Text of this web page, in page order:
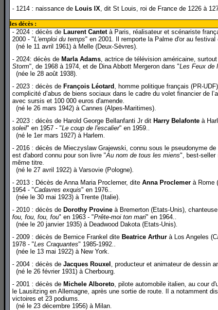
- 1214 : naissance de Louis IX, dit St Louis, roi de France de 1226 à
les décès :
- 2024 : décès de Laurent Cantetà Paris, réalisateur et scénariste
2000 - "L'emploi du temps" en 2001. Il remporte la Palme d'or au
(né le 11 avril 1961) à Melle (Deux-Sèvres).
- 2024: décès de Marla Adams, actrice de télévision américaine,
Storm", de 1968 à 1974, et de Dina Abbott Mergeron dans "Les Feux de
(née le 28 août 1938).
- 2023 : décès de François Léotard , homme politique français (PR-
complicité d’abus de biens sociaux dans le cadre du volet financier de
avec sursis et 100 000 euros d'amende.
(né le 26 mars 1942) à Cannes (Alpes-Maritimes).
- 2023 : décès de Harold George Bellanfanti Jr dit Harry Belafonte à
soleil" en 1957 - "Le coup de l'escalier" en 1959..
(né le 1er mars 1927) à Harlem.
- 2016 : décès de Mieczyslaw Grajewski, connu sous le pseudonyme de
est d'abord connu pour son livre "Au nom de tous les miens", best-seller
même titre.
(né le 27 avril 1922) à Varsovie (Pologne).
- 2013 : Décès de Anna Maria Proclemer, dite Anna Proclemer à Rome
1954 - "Cadavres exquis" en 1976..
(née le 30 mai 1923) à Trente (Italie).
- 2010 : décès de Dorothy Provine à Bremerton (Etats-Unis),
fou, fou, fou, fou" en 1963 - "Prête-moi ton mari" en 1964..
(née le 20 janvier 1935) à Deadwood Dakota (Etats-Unis).
- 2009 : décès de Bernice Frankel dite Beatrice Arthur à Los Angeles
1978 - "Les Craquantes" 1985-1992..
(née le 13 mai 1922) à New York.
- 2004 : décès de Jacques Rouxel , producteur et animateur de dessin
(né le 26 février 1931) à Cherbourg.
- 2001 : décès de Michele Alboreto, pilote automobile italien, au cour
le Lausitzing en Allemagne, après une sortie de route. Il a notamment
victoires et 23 podiums.
(né le 23 décembre 1956) à Milan.